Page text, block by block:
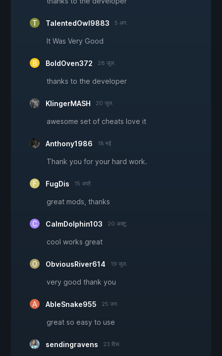
TalentedOwl9883 5 अग.
It Was Very Good
BoldOven372 28 जुल.
thanks to the developer
KlingerMASH 20 जुल.
awesome set of cheats love it
Anthony1986 18 मई
Thank you for your hard work.
FugDis 15 अप्रै.
great mods, thanks
CalmDolphin103 20 अक्टू.
cool works great
ObviousRiver614 19 जुल.
very good thank you
AbleSnake955 25 जन.
great so easy to use
sendingravens 23 दिस.